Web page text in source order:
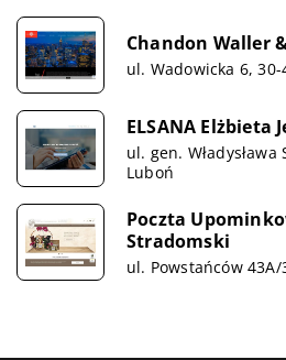
Chandon Waller
ul. Wadowicka 6,
ELSANA Elżbieta
ul. gen.
Luboń
Poczta
Stradomski
ul. Powstańców